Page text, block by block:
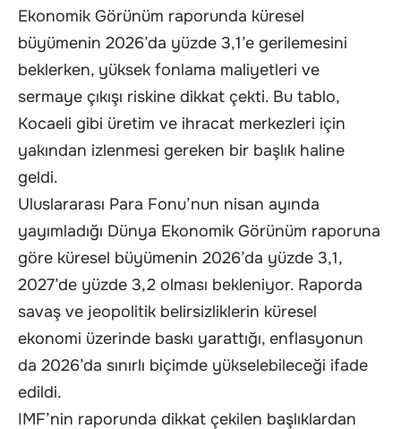
Ekonomik Görünüm raporunda küresel
büyümenin 2026’da yüzde 3,1’e gerilemesini
beklerken, yüksek fonlama maliyetleri ve
sermaye çıkışı riskine dikkat çekti. Bu tablo,
Kocaeli gibi üretim ve ihracat merkezleri için
yakından izlenmesi gereken bir başlık haline
geldi.
Uluslararası Para Fonu’nun nisan ayında
yayımladığı Dünya Ekonomik Görünüm raporuna
göre küresel büyümenin 2026’da yüzde 3,1,
2027’de yüzde 3,2 olması bekleniyor. Raporda
savaş ve jeopolitik belirsizliklerin küresel
ekonomi üzerinde baskı yarattığı, enflasyonun
da 2026’da sınırlı biçimde yükselebileceği ifade
edildi.
IMF’nin raporunda dikkat çekilen başlıklardan